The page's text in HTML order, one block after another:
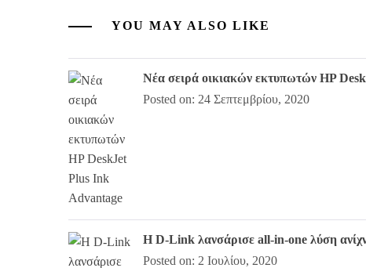
YOU MAY ALSO LIKE
Νέα σειρά οικιακών εκτυπωτών HP
Posted on: 24 Σεπτεμβρίου, 2020
Η D-Link λανσάρισε all-in-one λύση
Posted on: 2 Ιουλίου, 2020